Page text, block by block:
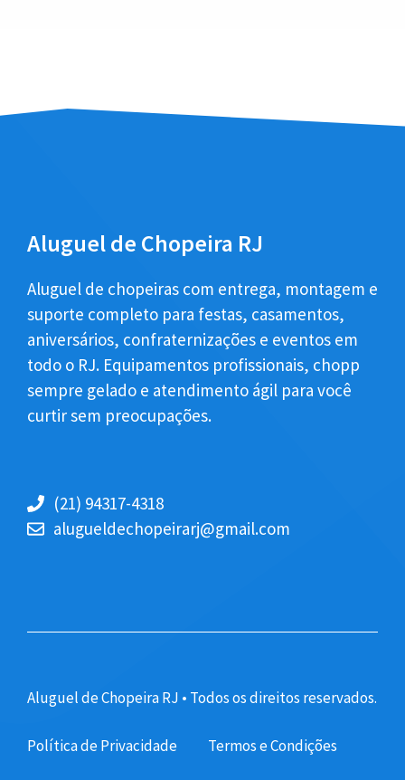
Aluguel de Chopeira RJ
Aluguel de chopeiras com entrega, montagem e
suporte completo para festas, casamentos,
aniversários, confraternizações e eventos em
todo o RJ. Equipamentos profissionais, chopp
sempre gelado e atendimento ágil para você
curtir sem preocupações.
(21) 94317-4318
alugueldechopeirarj@gmail.com
Aluguel de Chopeira RJ • Todos os direitos reservados.
Política de Privacidade Termos e Condições